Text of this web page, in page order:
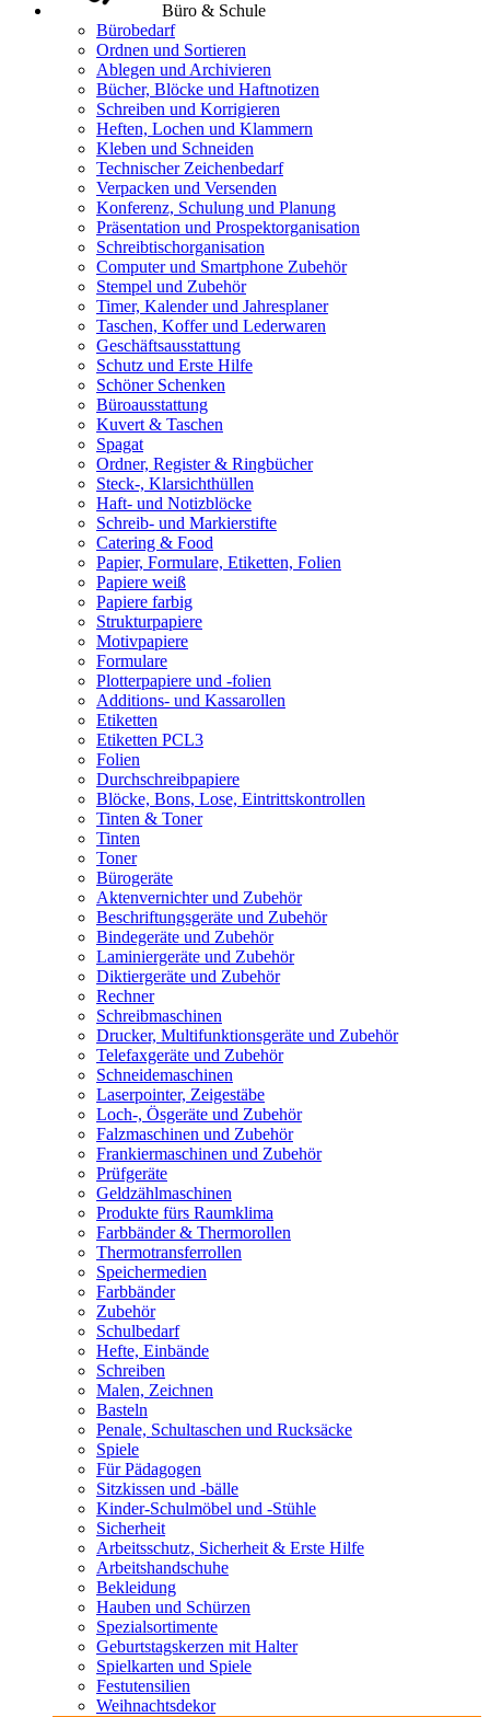
Büro & Schule
Bürobedarf
Ordnen und Sortieren
Ablegen und Archivieren
Bücher, Blöcke und Haftnotizen
Schreiben und Korrigieren
Heften, Lochen und Klammern
Kleben und Schneiden
Technischer Zeichenbedarf
Verpacken und Versenden
Konferenz, Schulung und Planung
Präsentation und Prospektorganisation
Schreibtischorganisation
Computer und Smartphone Zubehör
Stempel und Zubehör
Timer, Kalender und Jahresplaner
Taschen, Koffer und Lederwaren
Geschäftsausstattung
Schutz und Erste Hilfe
Schöner Schenken
Büroausstattung
Kuvert & Taschen
Spagat
Ordner, Register & Ringbücher
Steck-, Klarsichthüllen
Haft- und Notizblöcke
Schreib- und Markierstifte
Catering & Food
Papier, Formulare, Etiketten, Folien
Papiere weiß
Papiere farbig
Strukturpapiere
Motivpapiere
Formulare
Plotterpapiere und -folien
Additions- und Kassarollen
Etiketten
Etiketten PCL3
Folien
Durchschreibpapiere
Blöcke, Bons, Lose, Eintrittskontrollen
Tinten & Toner
Tinten
Toner
Bürogeräte
Aktenvernichter und Zubehör
Beschriftungsgeräte und Zubehör
Bindegeräte und Zubehör
Laminiergeräte und Zubehör
Diktiergeräte und Zubehör
Rechner
Schreibmaschinen
Drucker, Multifunktionsgeräte und Zubehör
Telefaxgeräte und Zubehör
Schneidemaschinen
Laserpointer, Zeigestäbe
Loch-, Ösgeräte und Zubehör
Falzmaschinen und Zubehör
Frankiermaschinen und Zubehör
Prüfgeräte
Geldzählmaschinen
Produkte fürs Raumklima
Farbbänder & Thermorollen
Thermotransferrollen
Speichermedien
Farbbänder
Zubehör
Schulbedarf
Hefte, Einbände
Schreiben
Malen, Zeichnen
Basteln
Penale, Schultaschen und Rucksäcke
Spiele
Für Pädagogen
Sitzkissen und -bälle
Kinder-Schulmöbel und -Stühle
Sicherheit
Arbeitsschutz, Sicherheit & Erste Hilfe
Arbeitshandschuhe
Bekleidung
Hauben und Schürzen
Spezialsortimente
Geburtstagskerzen mit Halter
Spielkarten und Spiele
Festutensilien
Weihnachtsdekor